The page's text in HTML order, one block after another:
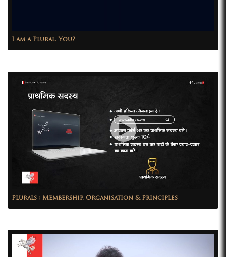
I am a Plural. You?
Plurals : Membership, Organisation & Principles